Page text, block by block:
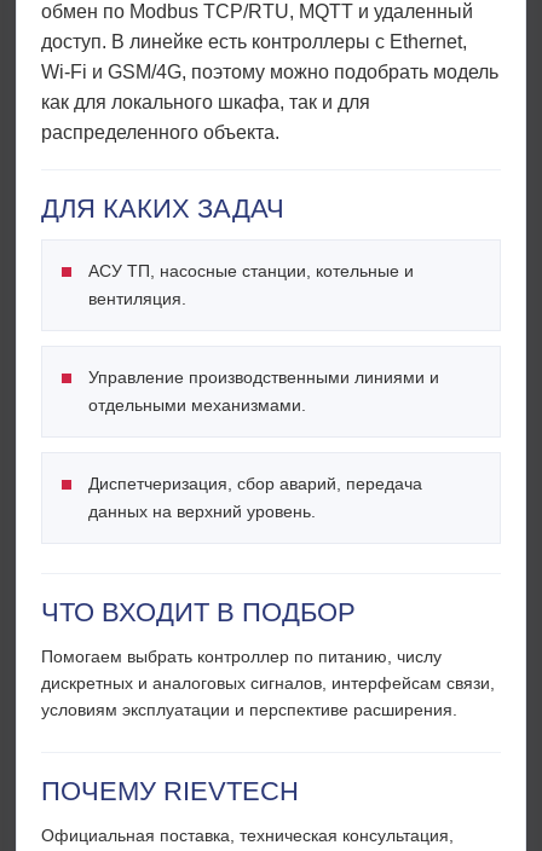
обмен по Modbus TCP/RTU, MQTT и удаленный
доступ. В линейке есть контроллеры с Ethernet,
Wi-Fi и GSM/4G, поэтому можно подобрать модель
как для локального шкафа, так и для
распределенного объекта.
ДЛЯ КАКИХ ЗАДАЧ
АСУ ТП, насосные станции, котельные и
вентиляция.
Управление производственными линиями и
отдельными механизмами.
Диспетчеризация, сбор аварий, передача
данных на верхний уровень.
ЧТО ВХОДИТ В ПОДБОР
Помогаем выбрать контроллер по питанию, числу
дискретных и аналоговых сигналов, интерфейсам связи,
условиям эксплуатации и перспективе расширения.
ПОЧЕМУ RIEVTECH
Официальная поставка, техническая консультация,